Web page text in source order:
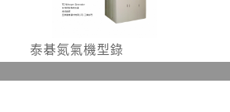
泰碁氮氣機型錄